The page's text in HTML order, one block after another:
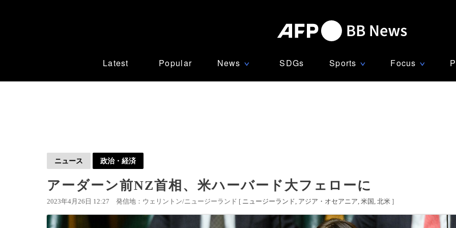
Latest Popular News ∨ SDGs Sports ∨ Focus ∨
ニュース 政治・経済
アーダーン前NZ首相、米ハーバード大フェローに
2023年4月26日 12:27 発信地：ウェリントン/ニュージーランド [ ニュージーランド アジア・オセアニア 米国 北米 ]